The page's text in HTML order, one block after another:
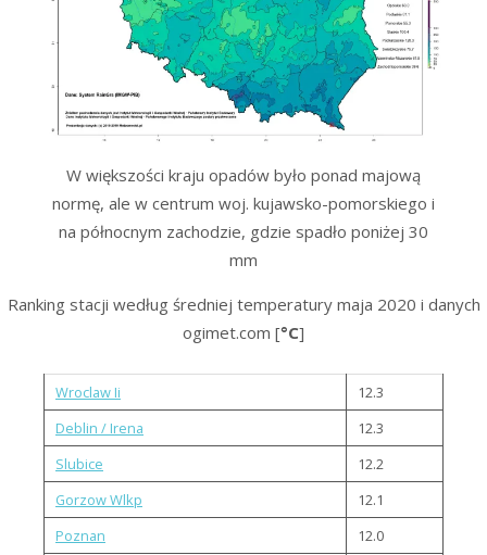
W większości kraju opadów było ponad majową
normę, ale w centrum woj. kujawsko-pomorskiego i
na północnym zachodzie, gdzie spadło poniżej 30
mm
Ranking stacji według średniej temperatury maja 2020 i danych
ogimet.com [°C]
Wroclaw Ii
12.3
Deblin / Irena
12.3
Slubice
12.2
Gorzow Wlkp
12.1
Poznan
12.0